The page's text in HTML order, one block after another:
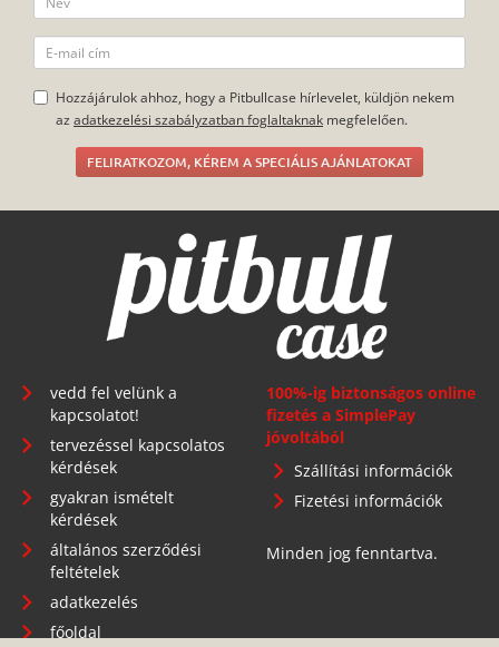
Hozzájárulok ahhoz, hogy a Pitbullcase hírlevelet, küldjön nekem
az adatkezelési szabályzatban foglaltaknak megfelelően.
FELIRATKOZOM, KÉREM A SPECIÁLIS AJÁNLATOKAT
vedd fel velünk a
kapcsolatot!
tervezéssel kapcsolatos
kérdések
gyakran ismételt
kérdések
általános szerződési
feltételek
adatkezelés
főoldal
100%-ig biztonságos online
fizetés a SimplePay
jóvoltából
Szállítási információk
Fizetési információk
Minden jog fenntartva.